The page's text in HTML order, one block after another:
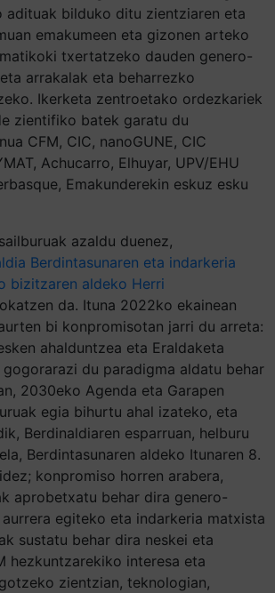
adituak bilduko ditu zientziaren eta
emakumeen eta gizonen arteko
txertatzeko dauden genero-
arrakalak eta beharrezko
Ikerketa zentroetako ordezkariek
zientifiko batek garatu du
CFM, CIC, nanoGUNE, CIC
Achucarro, Elhuyar, UPV/EHU
Emakunderekin eskuz esku
azaldu duenez,
Berdintasunaren eta indarkeria
bizitzaren aldeko Herri
da. Ituna 2022ko ekainean
bi konpromisotan jarri du arreta:
ahalduntzea eta Eraldaketa
du paradigma aldatu behar
2030eko Agenda eta Garapen
egia bihurtu ahal izateko, eta
Berdinaldiaren esparruan, helburu
Berdintasunaren aldeko Itunaren 8.
konpromiso horren arabera,
aprobetxatu behar dira genero-
egiteko eta indarkeria matxista
sustatu behar dira neskei eta
hezkuntzarekiko interesa eta
zientzian, teknologian,